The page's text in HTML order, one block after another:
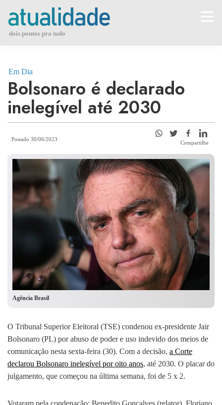
contentdois pontos pra tudo
Em Dia
Bolsonaro é declarado
inelegível até 2030
Postado 30/06/2023
Compartilhe
Agência Brasil
O Tribunal Superior Eleitoral (TSE) condenou ex-presidente Jair
Bolsonaro (PL) por abuso de poder e uso indevido dos meios de
comunicação nesta sexta-feira (30). Com a decisão, a Corte
declarou Bolsonaro inelegível por oito anos, até 2030. O placar do
julgamento, que começou na última semana, foi de 5 x 2.